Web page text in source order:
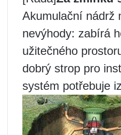
Akumulační nádrž
nevýhody: zabírá
užitečného
dobrý strop pro
systém potřebuje